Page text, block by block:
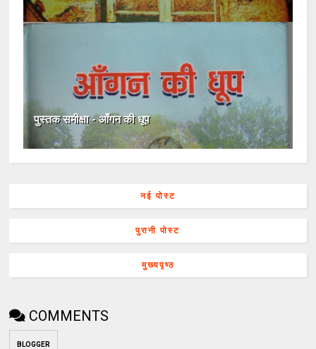
पुस्तक समीक्षा - आँगन की धूप
नई पोस्ट
पुरानी पोस्ट
मुख्यपृष्ठ
COMMENTS
BLOGGER